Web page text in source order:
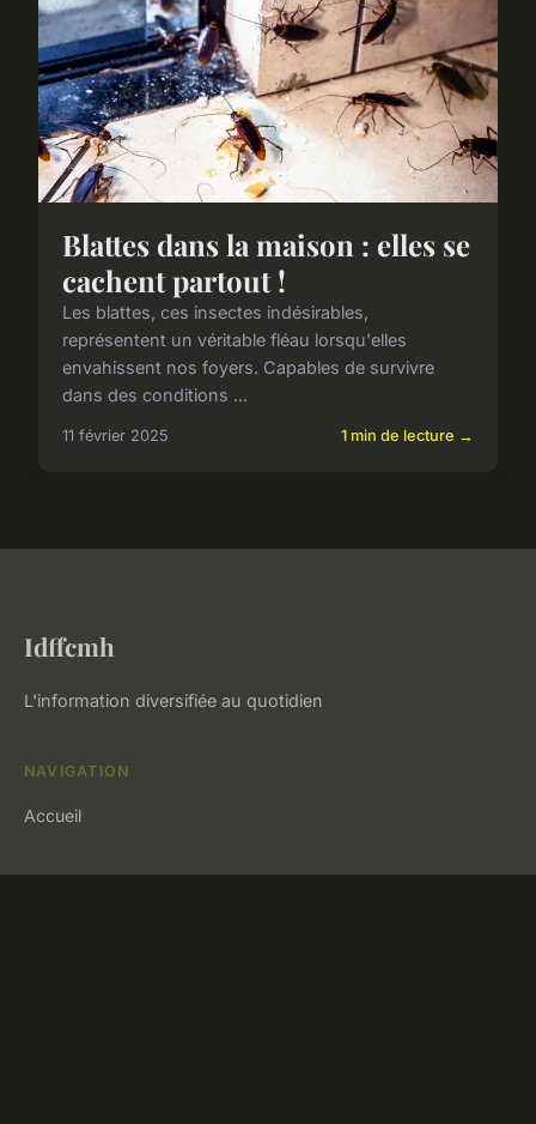
Blattes dans la maison : elles se
cachent partout !
Les blattes, ces insectes indésirables,
représentent un véritable fléau lorsqu'elles
envahissent nos foyers. Capables de survivre
dans des conditions ...
11 février 2025 1 min de lecture →
Idffcmh
L'information diversifiée au quotidien
NAVIGATION
Accueil